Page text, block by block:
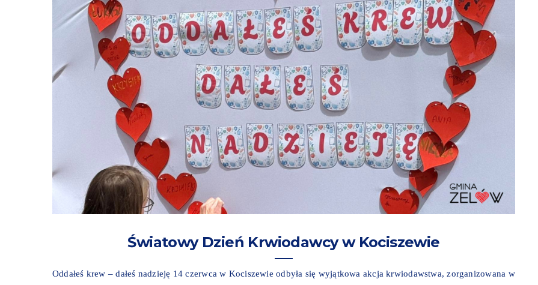
Światowy Dzień Krwiodawcy w Kociszewie
Oddałeś krew – dałeś nadzieję 14 czerwca w Kociszewie odbyła się wyjątkowa akcja krwiodawstwa, zorganizowana w